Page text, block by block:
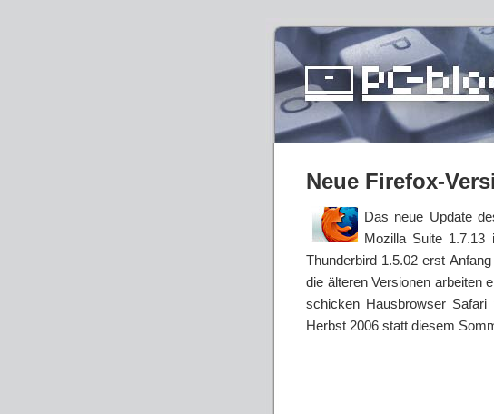
Neue Firefox-
Das neue Update
Mozilla Suite 1.7.13
Thunderbird 1.5.02 erst
die älteren Versionen arbeiten
schicken Hausbrowser
Herbst 2006 statt diesem